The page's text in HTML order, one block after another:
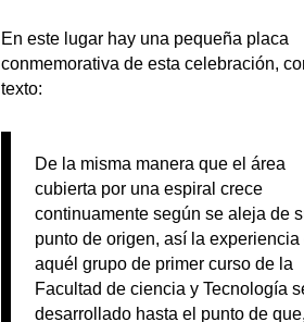
En este lugar hay una pequeña placa
conmemorativa de esta celebración,
texto:
De la misma manera que el área
cubierta por una espiral crece
continuamente según se aleja de
punto de origen, así la experiencia
aquél grupo de primer curso de la
Facultad de ciencia y Tecnología
desarrollado hasta el punto de que,